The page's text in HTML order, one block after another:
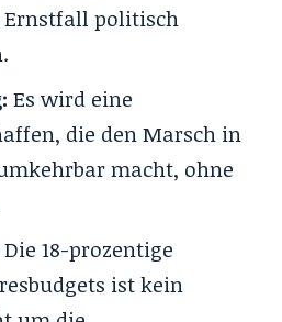
politisch
Es wird eine
die den Marsch in
macht, ohne
Die 18-prozentige
ist kein